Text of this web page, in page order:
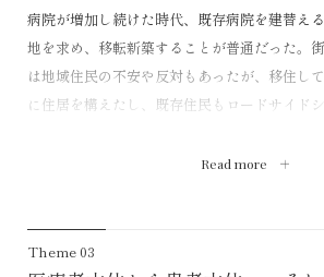
ったところであった。地価の高い日本では、
ちさせるよりも、陳腐化したらスクラップ・
て建替えたほうが経済的だ、という考えが一
院が規模拡大・増床による収益拡大を見越し
と変化への対応が必要だと強調されていたは
病院が増加し続けた時代、既存病院を建替え
地を求め、移転新築することが普通だった。
は地域住民の不安や反対もあったが、移住し
に住居を構えたし、既存住民もロードサイド
題は発生しなかった。建築にとっては、面積
代はよいが、それが難しい高齢者は通院にも
Read more
Theme 03